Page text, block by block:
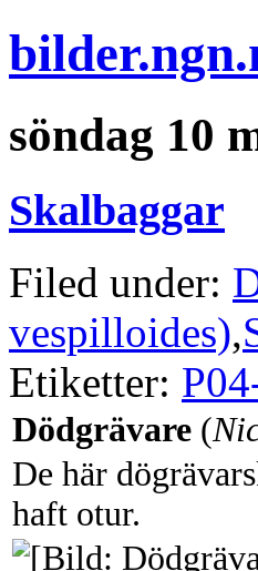
söndag 10
Skalbaggar
Filed under:
vespilloides),
Etiketter:
Dödgrävare (
De här
haft otur.